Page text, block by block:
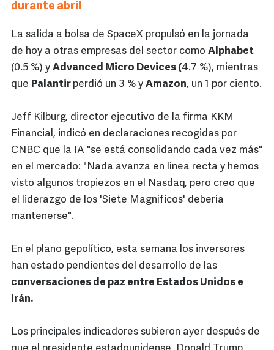
durante abril
La salida a bolsa de SpaceX propulsó en la jornada
de hoy a otras empresas del sector como Alphabet
(0.5 %) y Advanced Micro Devices (4.7 %), mientras
que Palantir perdió un 3 % y Amazon, un 1 por ciento.
Jeff Kilburg, director ejecutivo de la firma KKM
Financial, indicó en declaraciones recogidas por
CNBC que la IA "se está consolidando cada vez más"
en el mercado: "Nada avanza en línea recta y hemos
visto algunos tropiezos en el Nasdaq, pero creo que
el liderazgo de los 'Siete Magníficos' debería
mantenerse".
En el plano gepolítico, esta semana los inversores
han estado pendientes del desarrollo de las
conversaciones de paz entre Estados Unidos e
Irán.
Los principales indicadores subieron ayer después de